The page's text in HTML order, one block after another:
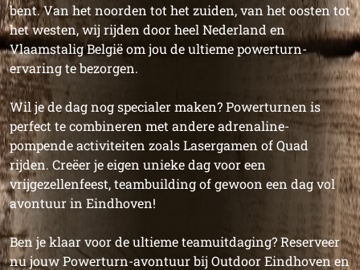
bent. Van het noorden tot het zuiden, van het oosten tot
het westen, wij rijden door heel Nederland en
Vlaamstalig België om jou de ultieme powerturn-
ervaring te bezorgen.
Wil je de dag nog specialer maken? Powerturnen is
perfect te combineren met andere adrenaline-
pompende activiteiten zoals Lasergamen of Quad
rijden. Creëer je eigen unieke dag voor een
vrijgezellenfeest, teambuilding of gewoon een dag vol
avontuur in Eindhoven!
Ben je klaar voor de ultieme teamuitdaging? Reserveer
nu jouw Powerturn-avontuur bij Outdoor Eindhoven en